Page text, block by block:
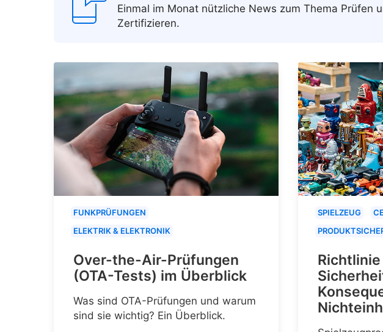
Einmal im Monat nützliche News zum Thema Prüfen
Zertifizieren.
FUNKPRÜFUNGEN
ELEKTRIK & ELEKTRONIK
Over-the-Air-Prüfungen
(OTA-Tests) im Überblick
Was sind OTA-Prüfungen und warum
sind sie wichtig? Ein Überblick.
SPIELZEUG